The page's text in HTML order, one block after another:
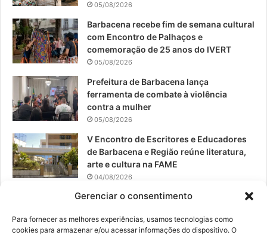
Gerenciar o consentimento
Para fornecer as melhores experiências, usamos tecnologias como
cookies para armazenar e/ou acessar informações do dispositivo. O
k
a
05/08/2026
Barbacena recebe fim de semana cultural
com Encontro de Palhaços e
comemoração de 25 anos do IVERT
05/08/2026
Prefeitura de Barbacena lança
ferramenta de combate à violência
contra a mulher
05/08/2026
V Encontro de Escritores e Educadores
de Barbacena e Região reúne literatura,
arte e cultura na FAME
04/08/2026
Teatro da Pedra apresenta novo
04/08/2026